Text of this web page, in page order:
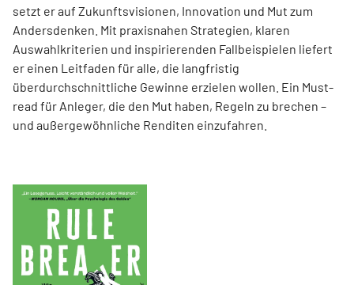
setzt er auf Zukunftsvisionen, Innovation und Mut zum
Andersdenken. Mit praxisnahen Strategien, klaren
Auswahlkriterien und inspirierenden Fallbeispielen liefert
er einen Leit­faden für alle, die langfristig
überdurchschnittliche Gewinne erzielen wollen. Ein Must-
read für Anleger, die den Mut haben, Regeln zu brechen –
und außergewöhnliche Renditen einzufahren.